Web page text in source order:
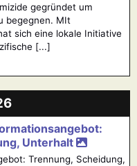
gegründet um
begegnen. MIt
sich eine lokale Initiative
[...]
Unterhalt
Trennung, Scheidung,